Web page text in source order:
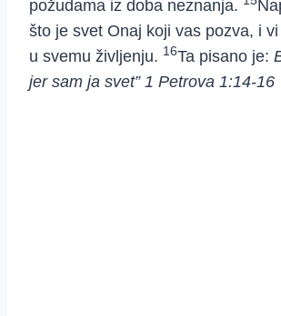
požudama iz doba neznanja.
što je svet Onaj koji vas pozva, i
u svemu življenju. 16Ta pisano je:
jer sam ja svet” 1 Petrova 1:14-16